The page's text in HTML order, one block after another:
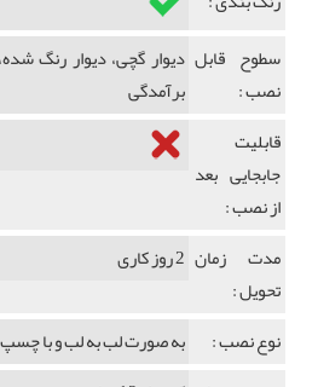
سطوح قابل
نصب :
دیوار گچی، دیوار رنگ
برآمدگی
قابلیت
جابجایی بعد
از نصب :
مدت زمان
تحویل :
2 روز کاری
نوع نصب :
به صورت لب به لب و با چسپ